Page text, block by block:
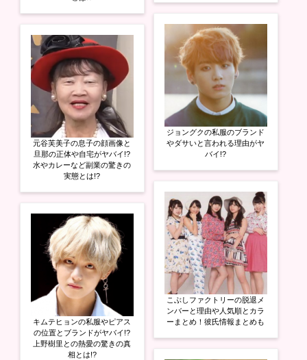
元谷芙美子の息子の顔画像と
旦那の正体や自宅がヤバイ!?
水やカレーなど副業の驚きの
実態とは!?
キムテヒョンの私服やピアス
の位置とブランドがヤバイ!?
上野樹里との熱愛の驚きの真
相とは!?
ジョングクの私服のブランド
やダサいと言われる理由がヤ
バイ!?
こぶしファクトリーの脱退メ
ンバーと理由や人気順とカラ
ーまとめ！彼氏情報まとめも